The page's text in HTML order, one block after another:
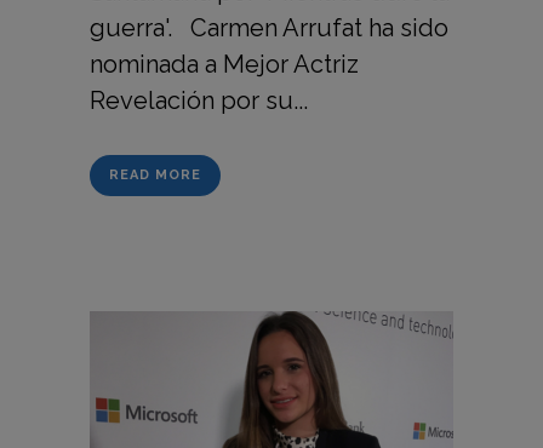
guerra'. Carmen Arrufat ha sido
nominada a Mejor Actriz
Revelación por su...
READ MORE